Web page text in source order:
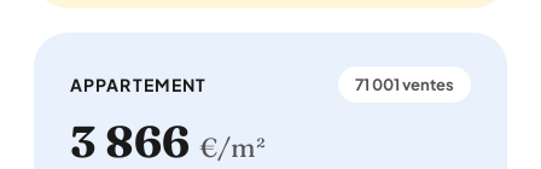
APPARTEMENT 71 001 ventes
3 866 €/m²